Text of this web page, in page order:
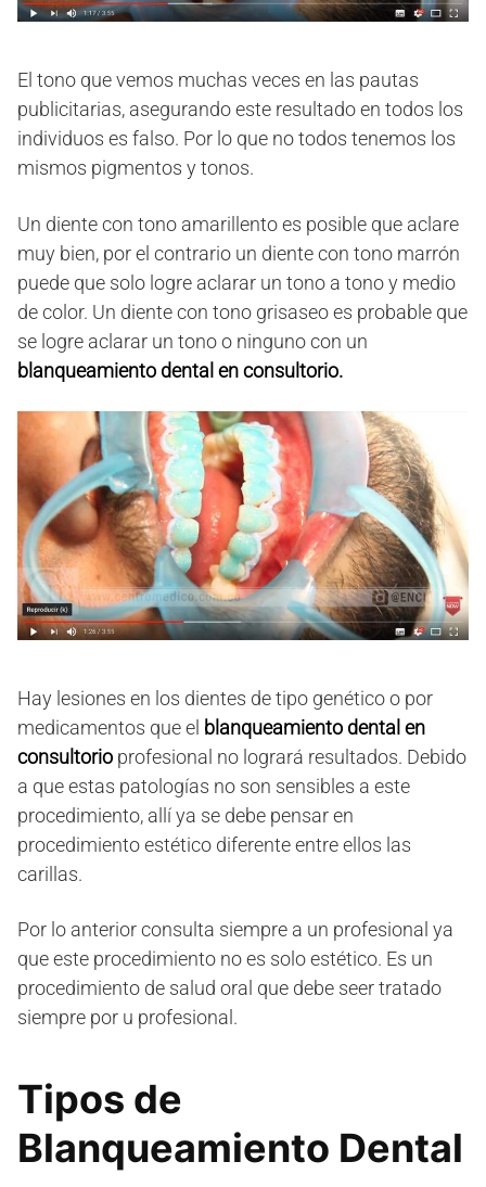
El tono que vemos muchas veces en las pautas
publicitarias, asegurando este resultado en todos los
individuos es falso. Por lo que no todos tenemos los
mismos pigmentos y tonos.
Un diente con tono amarillento es posible que aclare
muy bien, por el contrario un diente con tono marrón
puede que solo logre aclarar un tono a tono y medio
de color. Un diente con tono grisaseo es probable que
se logre aclarar un tono o ninguno con un
blanqueamiento dental en consultorio.
Hay lesiones en los dientes de tipo genético o por
medicamentos que el blanqueamiento dental en
consultorio profesional no logrará resultados. Debido
a que estas patologías no son sensibles a este
procedimiento, allí ya se debe pensar en
procedimiento estético diferente entre ellos las
carillas.
Por lo anterior consulta siempre a un profesional ya
que este procedimiento no es solo estético. Es un
procedimiento de salud oral que debe seer tratado
siempre por u profesional.
Tipos de
Blanqueamiento Dental